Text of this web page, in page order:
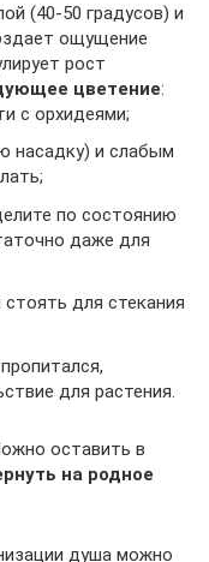
(40-50 градусов) и
ощущение
рост
цветение:
с орхидеями;
насадку) и слабым
по состоянию
даже для
для стекания
для растения.
оставить в
на родное
душа можно